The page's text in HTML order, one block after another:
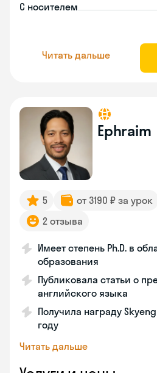
С носителем
Читать дальше
Ephraim
5 от 3190 ₽ за урок
2 отзыва
Имеет степень Ph.D. в
образования
Публиковала статьи о
английского языка
Получила награду
году
Читать дальше